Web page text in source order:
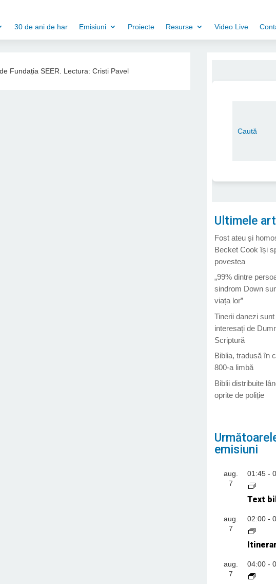
30 de ani de har Emisiuni Proiecte Resurse Video Live
Fundația SEER. Lectura: Cristi Pavel
Ultimele
Fost ateu și
Becket Cook își
povestea
„99% dintre
sindrom Down
viața lor”
Tinerii danezi
interesați de
Scriptură
Biblia, tradusă în
800-a limbă
Biblii distribuite
oprite de poliție
emisiuni
aug.
7
01:45-
Text
aug.
7
02:00-
aug.
7
04:00-